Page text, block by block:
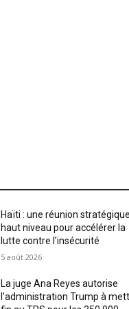
Haïti : une réunion
haut niveau pour accélérer la
lutte contre l’insécurité
5 août 2026
La juge Ana Reyes autorise
l’administration Trump à